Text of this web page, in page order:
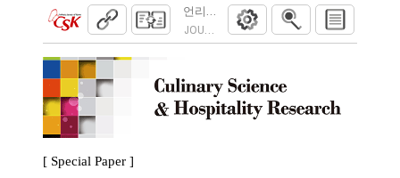
언리얼 엔진 환경에서의 실사 기반 배경
JOURNAL OF BROADCAST ENGINEERING.
[ Special Paper ]